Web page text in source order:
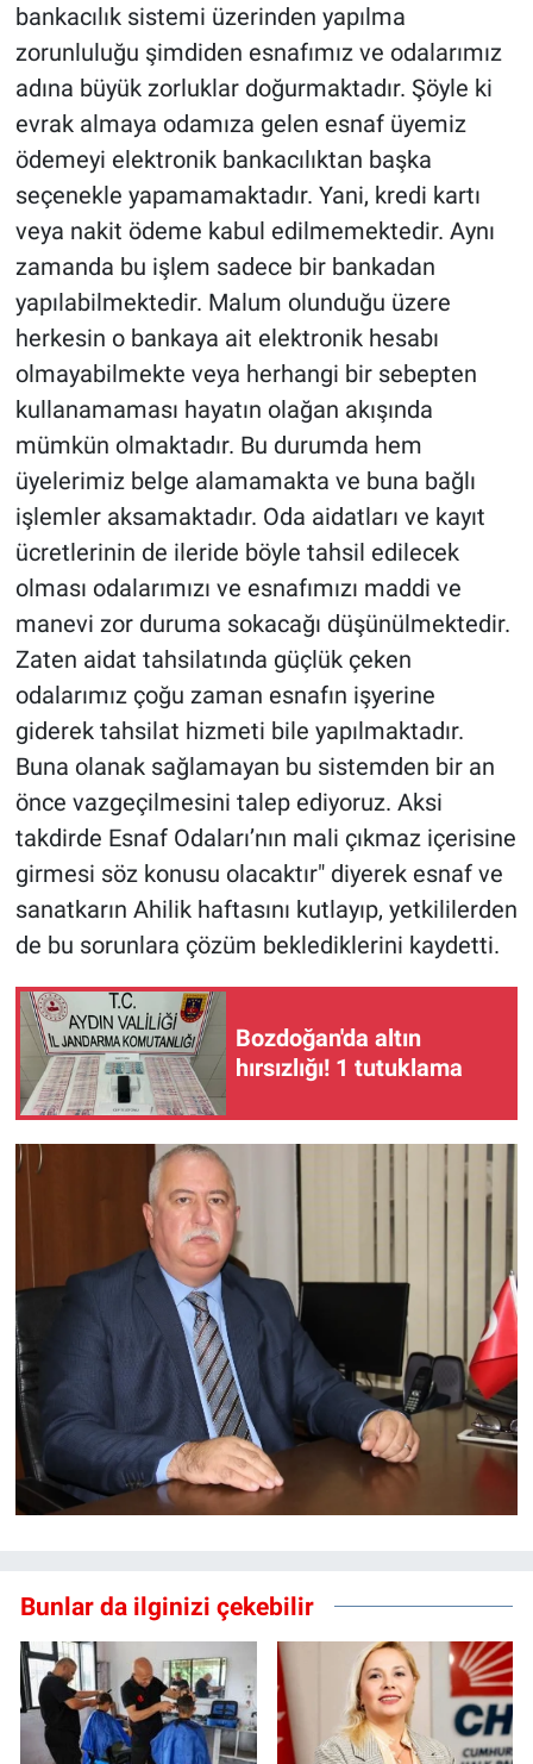
bankacılık sistemi üzerinden yapılma
zorunluluğu şimdiden esnafımız ve odalarımız
adına büyük zorluklar doğurmaktadır. Şöyle ki
evrak almaya odamıza gelen esnaf üyemiz
ödemeyi elektronik bankacılıktan başka
seçenekle yapamamaktadır. Yani, kredi kartı
veya nakit ödeme kabul edilmemektedir. Aynı
zamanda bu işlem sadece bir bankadan
yapılabilmektedir. Malum olunduğu üzere
herkesin o bankaya ait elektronik hesabı
olmayabilmekte veya herhangi bir sebepten
kullanamaması hayatın olağan akışında
mümkün olmaktadır. Bu durumda hem
üyelerimiz belge alamamakta ve buna bağlı
işlemler aksamaktadır. Oda aidatları ve kayıt
ücretlerinin de ileride böyle tahsil edilecek
olması odalarımızı ve esnafımızı maddi ve
manevi zor duruma sokacağı düşünülmektedir.
Zaten aidat tahsilatında güçlük çeken
odalarımız çoğu zaman esnafın işyerine
giderek tahsilat hizmeti bile yapılmaktadır.
Buna olanak sağlamayan bu sistemden bir an
önce vazgeçilmesini talep ediyoruz. Aksi
takdirde Esnaf Odaları’nın mali çıkmaz içerisine
girmesi söz konusu olacaktır" diyerek esnaf ve
sanatkarın Ahilik haftasını kutlayıp, yetkililerden
de bu sorunlara çözüm beklediklerini kaydetti.
Bozdoğan'da altın
hırsızlığı! 1 tutuklama
Bunlar da ilginizi çekebilir